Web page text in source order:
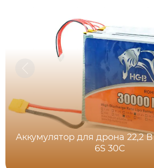
Аккумулятор для дрона 22,2
6S 30C